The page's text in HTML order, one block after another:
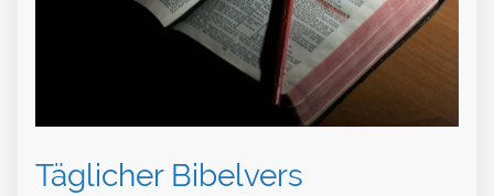
Täglicher Bibelvers